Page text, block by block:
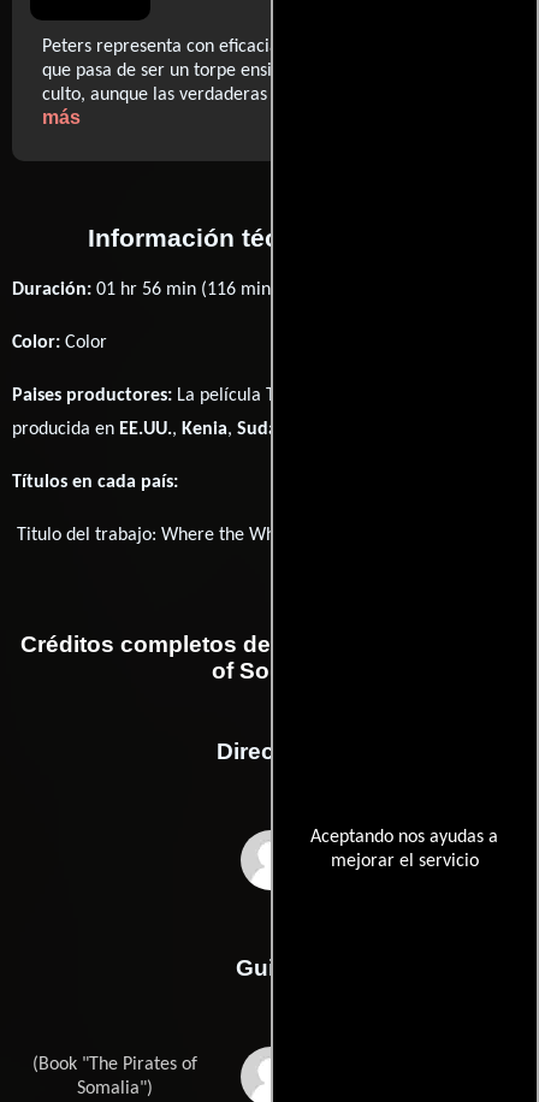
Aceptando nos ayudas a
mejorar el servicio
Peters representa con eficacia la maduración de Bahadur
que pasa de ser un torpe ensimismado a ser un escritor
culto, aunque las verdaderas estrellas son somalíes.
más
Información técnica y general
Duración: 01 hr 56 min (116 minutos) .
Color: Color
Paises productores: La película The Pirates of Somalia fué
producida en EE.UU., Kenia, Sudáfrica
Títulos en cada país:
Titulo del trabajo:Where the White Man Runs Away
Créditos completos de la película The Pirates
of Somalia
Dirección
Bryan Buckley
Guión
(Book "The Pirates of
Somalia")